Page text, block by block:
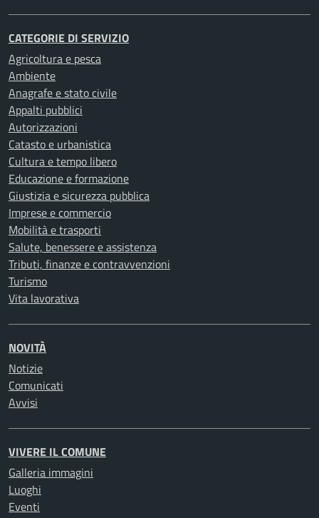
CATEGORIE DI SERVIZIO
Agricoltura e pesca
Ambiente
Anagrafe e stato civile
Appalti pubblici
Autorizzazioni
Catasto e urbanistica
Cultura e tempo libero
Educazione e formazione
Giustizia e sicurezza pubblica
Imprese e commercio
Mobilità e trasporti
Salute, benessere e assistenza
Tributi, finanze e contravvenzioni
Turismo
Vita lavorativa
NOVITÀ
Notizie
Comunicati
Avvisi
VIVERE IL COMUNE
Galleria immagini
Luoghi
Eventi